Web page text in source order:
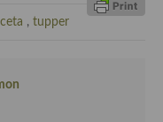
, tupper